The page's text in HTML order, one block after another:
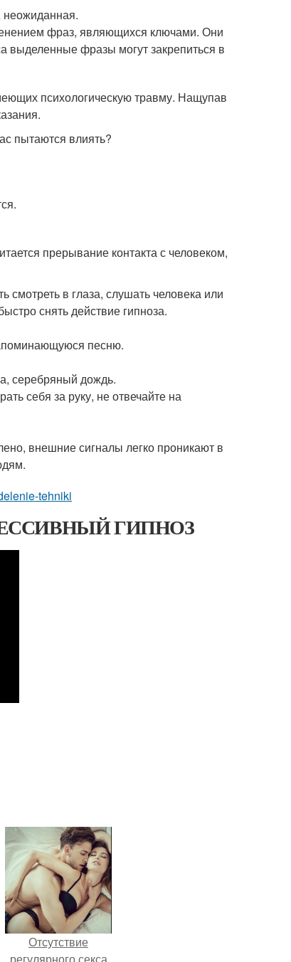
неожиданная.
фраз, являющихся ключами. Они
выделенные фразы могут закрепиться в
психологическую травму. Нащупав
пытаются влиять?
прерывание контакта с человеком,
смотреть в глаза, слушать человека или
снять действие гипноза.
песню.
серебряный дождь.
себя за руку, не отвечайте на
внешние сигналы легко проникают в
tehniki
ГИПНОЗ
Отсутствие